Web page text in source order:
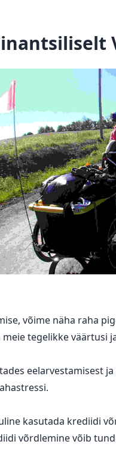
võime näha raha
tegelikke väärtusi
eelarvestamisest
kasutada krediidi
võrdlemine võib